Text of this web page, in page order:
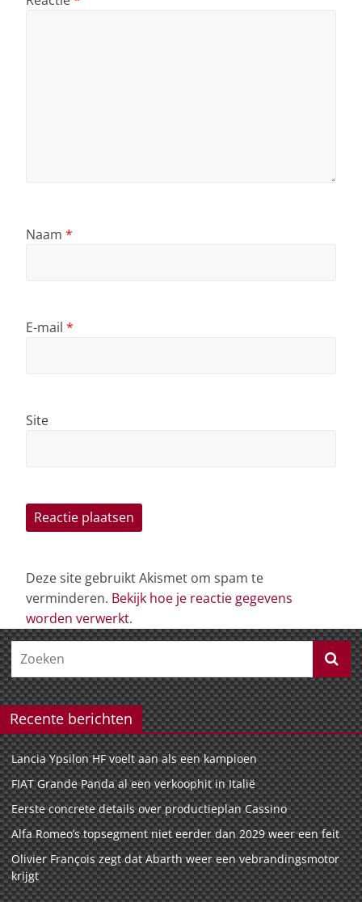
Naam *
E-mail *
Site
Deze site gebruikt Akismet om spam te
verminderen. Bekijk hoe je reactie gegevens
worden verwerkt.
Recente berichten
Lancia Ypsilon HF voelt aan als een kampioen
FIAT Grande Panda al een verkoophit in Italië
Eerste concrete details over productieplan Cassino
Alfa Romeo’s topsegment niet eerder dan 2029 weer een feit
Olivier François zegt dat Abarth weer een vebrandingsmotor
krijgt